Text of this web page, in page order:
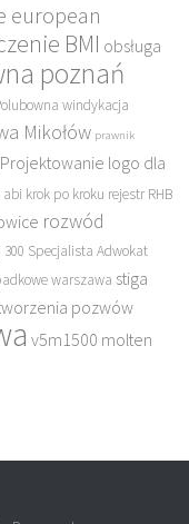
european
BMI obsługa
poznań
windykacja
Mikołów prawnik
Projektowanie logo dla
krok po kroku rejestr RHB
rozwód
Specjalista Adwokat
warszawa stiga
pozwów
v5m1500 molten